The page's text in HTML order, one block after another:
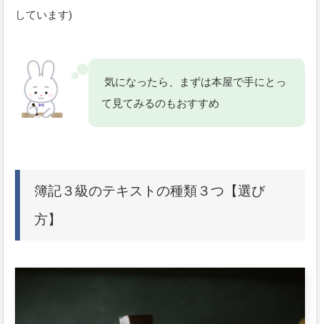
しています)
気になったら、まずは本屋で手にとっ
て見てみるのもおすすめ
簿記３級のテキストの種類３つ【選び
方】